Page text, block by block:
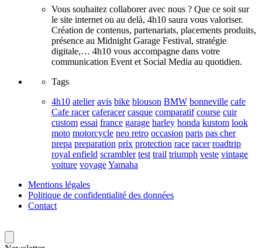
Vous souhaitez collaborer avec nous ? Que ce soit sur
le site internet ou au delà, 4h10 saura vous valoriser.
Création de contenus, partenariats, placements produits,
présence au Midnight Garage Festival, stratégie
digitale,… 4h10 vous accompagne dans votre
communication Event et Social Media au quotidien.
Tags
4h10 atelier avis bike blouson BMW bonneville cafe
Cafe racer caferacer casque comparatif course cuir
custom essai france garage harley honda kustom look
moto motorcycle neo retro occasion paris pas cher
prepa preparation prix protection race racer roadtrip
royal enfield scrambler test trail triumph veste vintage
voiture voyageYamaha
Mentions légales
Politique de confidentialité des données
Contact